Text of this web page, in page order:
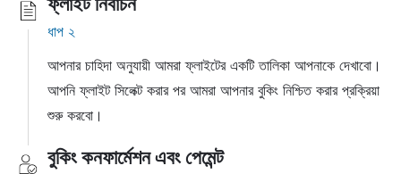
ধাপ ২
আপনার চাহিদা অনুযায়ী আমরা ফ্লাইটের একটি তালিকা আপনাকে দেখাবো।
আপনি ফ্লাইট সিলেক্ট করার পর আমরা আপনার বুকিং নিশ্চিত করার প্রক্রিয়া
শুরু করবো।
বুকিং কনফার্মেশন এবং পেমেন্ট